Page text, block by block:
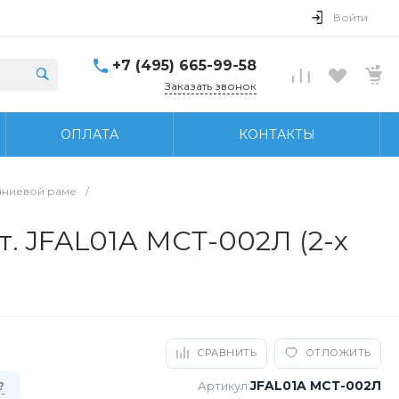
Войти
+7 (495) 665-99-58
Заказать звонок
ОПЛАТА КОНТАКТЫ
раме
/
JFAL01A МСТ-002Л (2-х
СРАВНИТЬ ОТЛОЖИТЬ
Артикул:JFAL01A МСТ-002Л